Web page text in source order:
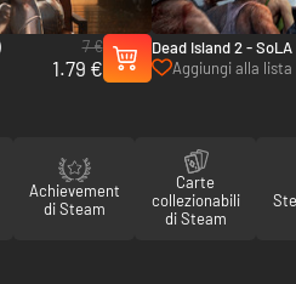
7 €
1.79 €
Dead Island 2 -
Aggiungi alla lista
Achievement
di Steam
Carte
collezionabili
di Steam